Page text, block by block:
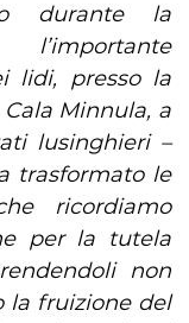
durante la
lidi, presso la
Minnula, a
lusinghieri –
trasformato le
ricordiamo
per la tutela
non
la fruizione del